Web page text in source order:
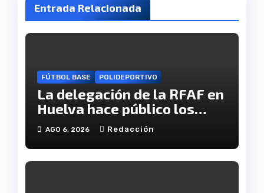
Entrada Relacionada
FÚTBOL BASE POLIDEPORTIVO
La delegación de la RFAF en
Huelva hace público los
calendarios de la categoría
juvenil
AGO 6, 2026 Redacción